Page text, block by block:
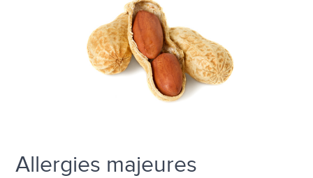
Allergies majeures